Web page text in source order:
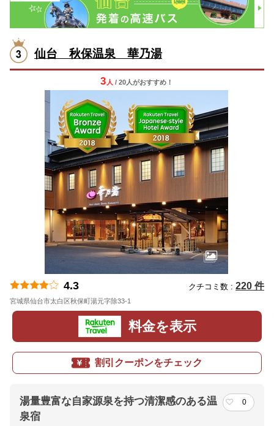
仙台 秋保温泉 華乃湯
3 人 / 20人がおすすめ！
4.3 クチコミ数 : 220 件
宮城県仙台市太白区秋保町湯元字除33-1
料金を表示
割引クーポンをチェック
湯量豊富な自家源泉を持つ清潔感のある温
泉宿
0